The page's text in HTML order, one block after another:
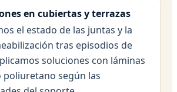
en cubiertas y terrazas
el estado de las juntas y la
tras episodios de
soluciones con láminas
poliuretano según las